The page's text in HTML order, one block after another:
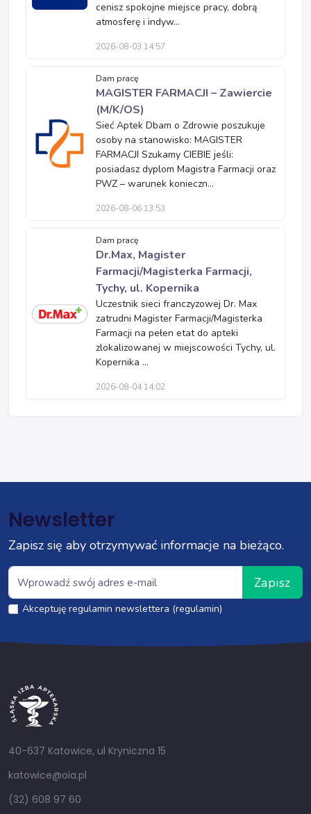
cenisz spokojne miejsce pracy, dobrą
atmosferę i indyw...
2026-08-03 14:57
Dam pracę
MAGISTER FARMACJI – Zawiercie
(M/K/OS)
Sieć Aptek Dbam o Zdrowie poszukuje
osoby na stanowisko: MAGISTER
FARMACJI Szukamy CIEBIE jeśli:
posiadasz dyplom Magistra Farmacji oraz
PWZ – warunek konieczn...
2026-08-06 13:53
Dam pracę
Dr.Max, Magister
Farmacji/Magisterka Farmacji,
Tychy, ul. Kopernika
Uczestnik sieci franczyzowej Dr. Max
zatrudni Magister Farmacji/Magisterka
Farmacji na pełen etat do apteki
zlokalizowanej w miejscowości Tychy, ul.
Kopernika ...
2026-08-04 14:02
Newsletter
Zapisz się aby otrzymywać informacje na bieżąco.
Zapisz
Akceptuję regulamin newslettera (regulamin)
40-637 Katowice, ul Kryniczna 15
katowice@oia.pl
(32) 608 97 60